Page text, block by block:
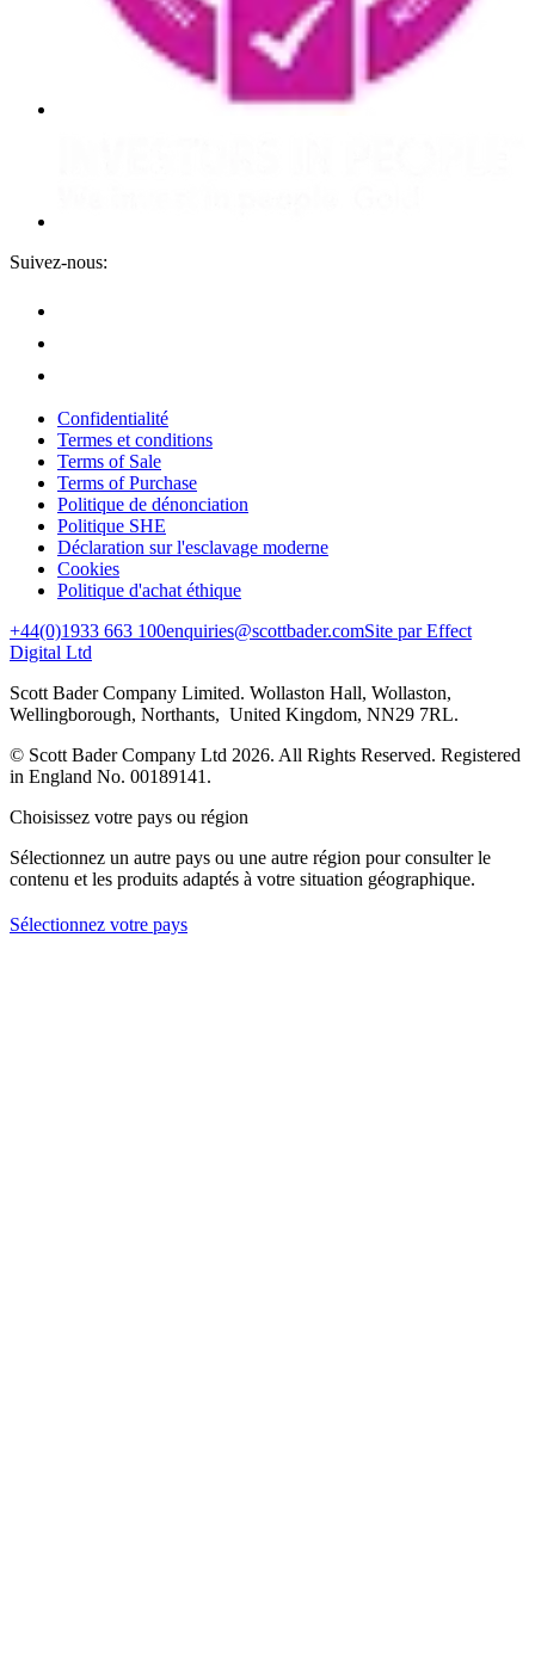
Suivez-nous:
Confidentialité
Termes et conditions
Terms of Sale
Terms of Purchase
Politique de dénonciation
Politique SHE
Déclaration sur l'esclavage moderne
Cookies
Politique d'achat éthique
+44(0)1933 663 100enquiries@scottbader.comSite par Effect
Digital Ltd
Scott Bader Company Limited. Wollaston Hall, Wollaston,
Wellingborough, Northants, United Kingdom, NN29 7RL.
© Scott Bader Company Ltd 2026. All Rights Reserved. Registered
in England No. 00189141.
Choisissez votre pays ou région
Sélectionnez un autre pays ou une autre région pour consulter le
contenu et les produits adaptés à votre situation géographique.
Sélectionnez votre pays